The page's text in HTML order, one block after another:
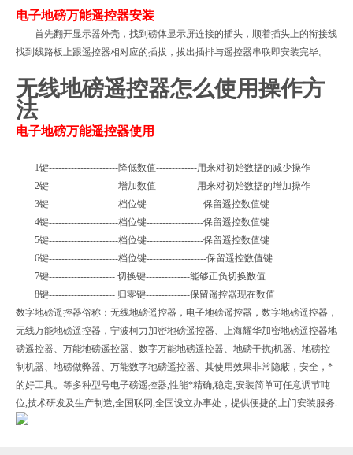
电子地磅万能遥控器安装
首先翻开显示器外壳，找到磅体显示屏连接的插头，顺着插头上的衔接线
找到线路板上跟遥控器相对应的插拔，拔出插排与遥控器串联即安装完毕。
无线地磅遥控器怎么使用操作方
法
电子地磅万能遥控器使用
1键----------------------降低数值-------------用来对初始数据的减少操作
2键----------------------增加数值-------------用来对初始数据的增加操作
3键----------------------档位键------------------保留遥控数值键
4键----------------------档位键------------------保留遥控数值键
5键----------------------档位键------------------保留遥控数值键
6键----------------------档位键-------------------保留遥控数值键
7键--------------------- 切换键--------------能够正负切换数值
8键--------------------- 归零键--------------保留遥控器现在数值
数字地磅遥控器俗称：无线地磅遥控器，电子地磅遥控器，数字地磅遥控器，
无线万能地磅遥控器，宁波柯力加密地磅遥控器、上海耀华加密地磅遥控器地
磅遥控器、万能地磅遥控器、数字万能地磅遥控器、地磅干扰j机器、地磅控
制机器、地磅做弊器、万能数字地磅遥控器、其使用效果非常隐蔽，安全，*
的好工具。等多种型号电子磅遥控器,性能*精确,稳定,安装简单可任意调节吨
位,技术研发及生产制造,全国联网,全国设立办事处，提供便捷的上门安装服务.